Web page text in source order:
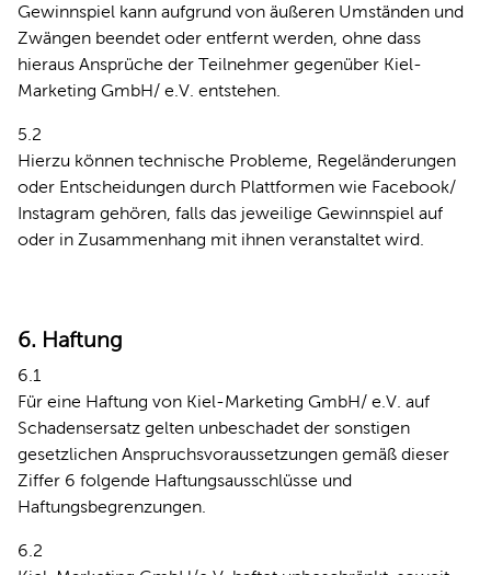
Gewinnspiel kann aufgrund von äußeren Umständen und
Zwängen beendet oder entfernt werden, ohne dass
hieraus Ansprüche der Teilnehmer gegenüber Kiel-
Marketing GmbH/ e.V. entstehen.
5.2
Hierzu können technische Probleme, Regeländerungen
oder Entscheidungen durch Plattformen wie Facebook/
Instagram gehören, falls das jeweilige Gewinnspiel auf
oder in Zusammenhang mit ihnen veranstaltet wird.
6. Haftung
6.1
Für eine Haftung von Kiel-Marketing GmbH/ e.V. auf
Schadensersatz gelten unbeschadet der sonstigen
gesetzlichen Anspruchsvoraussetzungen gemäß dieser
Ziffer 6 folgende Haftungsausschlüsse und
Haftungsbegrenzungen.
6.2